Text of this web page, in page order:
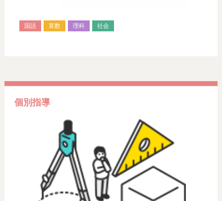
国語 算数 理科 社会
個別指導